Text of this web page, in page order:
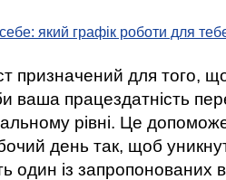
який графік роботи для
призначений для того,
ваша працездатність
рівні. Це
день так, щоб
один із запропонованих